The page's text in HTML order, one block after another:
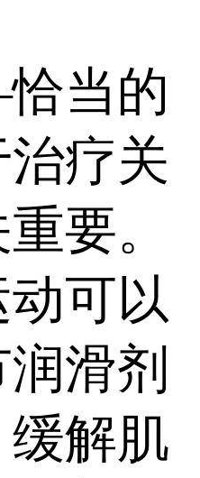
的
疗关
要。
可以
滑剂
解肌